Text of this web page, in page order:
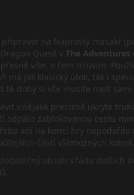
na Naprostý masakr
Quest v The Adventures
víte, o čem mluvím.
má jak klasický útok, tak i
doby si vše musíte najít
v nějaké precizně ukryté
zablokovanou cestu
ani na konci hry
částí všemožných kobek.
obsah v řádu dalších